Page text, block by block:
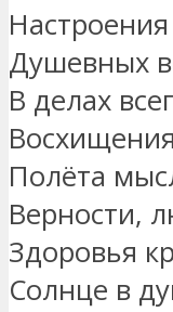
Душевных
В делах
Полёта
Верности,
Здоровья
Солнце в